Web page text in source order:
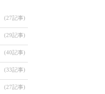
(27記事)
(29記事)
(40記事)
(33記事)
(27記事)